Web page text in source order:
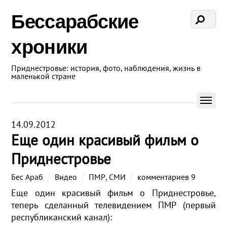
Бессарабские
хроники
Приднестровье: история, фото, наблюдения, жизнь в
маленькой стране
14.09.2012
Еще один красивый фильм о
Приднестровье
Бес Араб Видео ПМР, СМИ комментариев 9
Еще один красивый фильм о Приднестровье,
теперь сделанный телевидением ПМР (первый
республиканский канал):